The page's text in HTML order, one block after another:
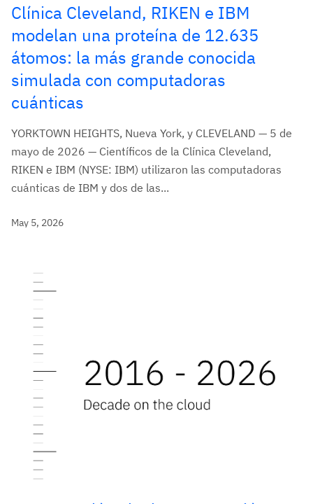
Clínica Cleveland, RIKEN e IBM
modelan una proteína de 12.635
átomos: la más grande conocida
simulada con computadoras
cuánticas
YORKTOWN HEIGHTS, Nueva York, y CLEVELAND — 5 de
mayo de 2026 — Científicos de la Clínica Cleveland,
RIKEN e IBM (NYSE: IBM) utilizaron las computadoras
cuánticas de IBM y dos de las...
May 5, 2026